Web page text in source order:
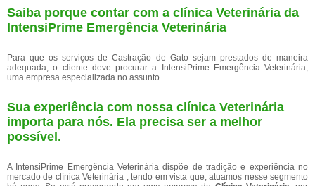
Saiba porque contar com a clínica Veterinária da
IntensiPrime Emergência Veterinária
Para que os serviços de Castração de Gato sejam prestados de maneira
adequada, o cliente deve procurar a IntensiPrime Emergência Veterinária,
uma empresa especializada no assunto.
Sua experiência com nossa clínica Veterinária
importa para nós. Ela precisa ser a melhor
possível.
A IntensiPrime Emergência Veterinária dispõe de tradição e experiência no
mercado de clínica Veterinária , tendo em vista que, atuamos nesse segmento